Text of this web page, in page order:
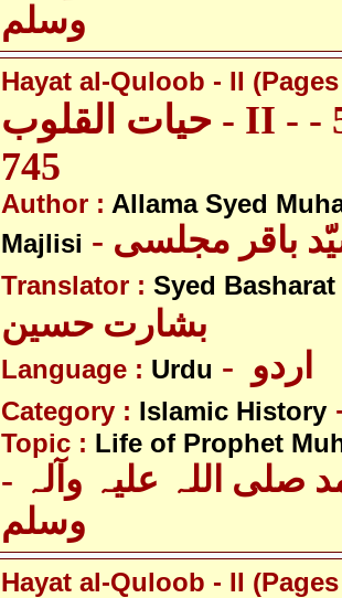
وسلم
Hayat al-Quloob - II (Pages
حیات القلوب - II - صفحہ 500 -
745
Author : Allama Syed
Majlisi
Translator : Syed
بشارت حسین
Language : Urdu
Category : Islamic History
Topic : Life of Prophet
- حضرت محمد صلی اللہ علیہ وآلہ
وسلم
Hayat al-Quloob - II (Pages